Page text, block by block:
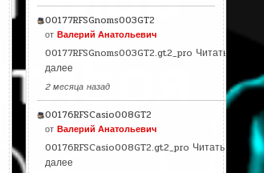
00177RFSGnoms003GT2
от Валерий Анатольевич
00177RFSGnoms003GT2.gt2_pro Читать
далее
2 месяца назад
00176RFSCasio008GT2
от Валерий Анатольевич
00176RFSCasio008GT2.gt2_pro Читать
далее